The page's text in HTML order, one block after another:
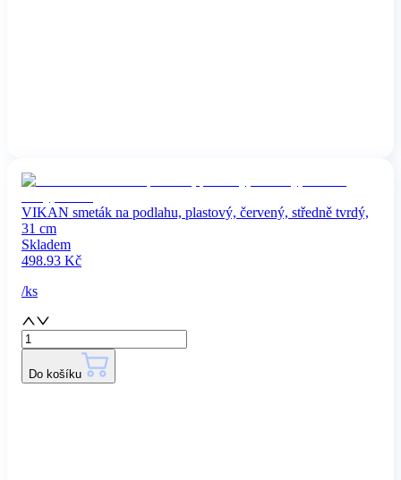
VIKAN smeták na podlahu, plastový, červený, středně tvrdý,
31 cm
Skladem
498.93 Kč
/ks
Do košíku